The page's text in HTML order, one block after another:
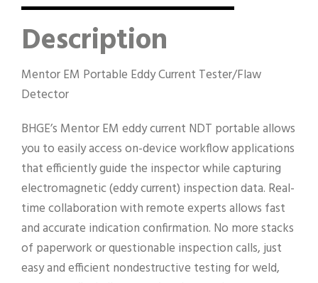
Description
Mentor EM Portable Eddy Current Tester/Flaw
Detector
BHGE’s Mentor EM eddy current NDT portable allows
you to easily access on-device workflow applications
that efficiently guide the inspector while capturing
electromagnetic (eddy current) inspection data. Real-
time collaboration with remote experts allows fast
and accurate indication confirmation. No more stacks
of paperwork or questionable inspection calls, just
easy and efficient nondestructive testing for weld,